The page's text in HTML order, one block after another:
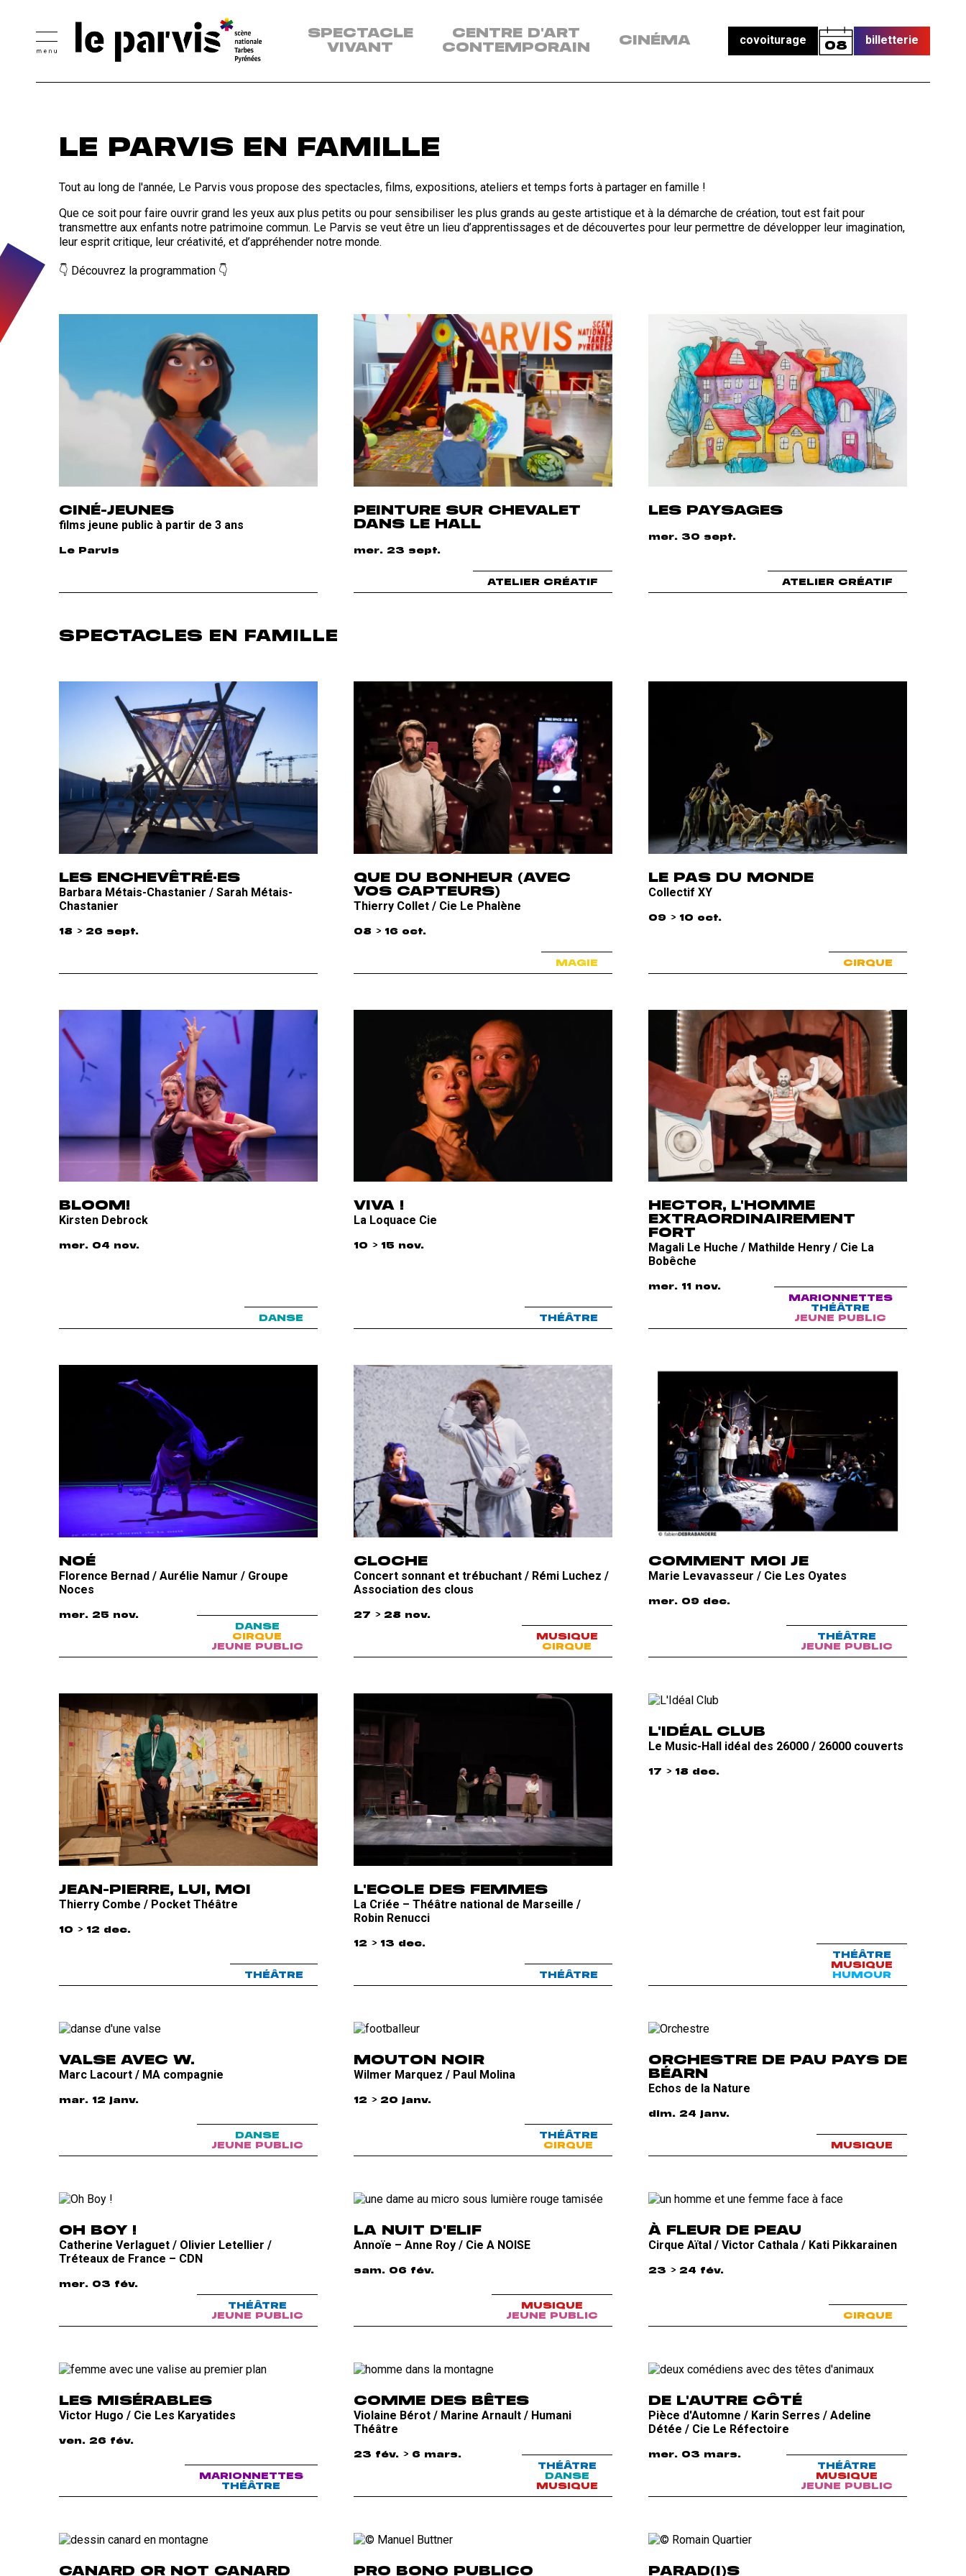
contenu
aveugles
Menu
des
d'art
contemporain
cinéma
SPECTACLE
VIVANT
CENTRE D'ART
CONTEMPORAIN
CINÉMA covoiturage 08 billetterie
LE PARVIS EN FAMILLE
Tout au long de l'année, Le Parvis vous propose des spectacles, films, expositions, ateliers et temps forts à partager en famille !
Que ce soit pour faire ouvrir grand les yeux aux plus petits ou pour sensibiliser les plus grands au geste artistique et à la démarche de création, tout est fait pour
transmettre aux enfants notre patrimoine commun. Le Parvis se veut être un lieu d’apprentissages et de découvertes pour leur permettre de développer leur imagination,
leur esprit critique, leur créativité, et d’appréhender notre monde.
👇 Découvrez la programmation 👇
CINÉ-JEUNES
films jeune public à partir de 3 ans
Le Parvis
PEINTURE SUR CHEVALET
DANS LE HALL
ATELIER CRÉATIF
mer. 23 sept.
LES PAYSAGES
ATELIER CRÉATIF
mer. 30 sept.
SPECTACLES EN FAMILLE
LES ENCHEVÊTRÉ·ES
Barbara Métais-Chastanier / Sarah Métais-
Chastanier
18 > 26 sept.
QUE DU BONHEUR (AVEC
VOS CAPTEURS)
Thierry Collet / Cie Le Phalène
MAGIE
08 > 16 oct.
LE PAS DU MONDE
Collectif XY
CIRQUE
09 > 10 oct.
BLOOM!
Kirsten Debrock
DANSE
mer. 04 nov.
VIVA !
La Loquace Cie
THÉÂTRE
10 > 15 nov.
HECTOR, L'HOMME
EXTRAORDINAIREMENT
FORT
Magali Le Huche / Mathilde Henry / Cie La
Bobêche
MARIONNETTES
THÉÂTRE
JEUNE PUBLIC
mer. 11 nov.
NOÉ
Florence Bernad / Aurélie Namur / Groupe
Noces
DANSE
CIRQUE
JEUNE PUBLIC
mer. 25 nov.
CLOCHE
Concert sonnant et trébuchant / Rémi Luchez /
Association des clous
MUSIQUE
CIRQUE
27 > 28 nov.
COMMENT MOI JE
Marie Levavasseur / Cie Les Oyates
THÉÂTRE
JEUNE PUBLIC
mer. 09 dec.
JEAN-PIERRE, LUI, MOI
Thierry Combe / Pocket Théâtre
THÉÂTRE
10 > 12 dec.
L'ECOLE DES FEMMES
La Criée – Théâtre national de Marseille /
Robin Renucci
THÉÂTRE
12 > 13 dec.
L'IDÉAL CLUB
Le Music-Hall idéal des 26000 / 26000 couverts
THÉÂTRE
MUSIQUE
HUMOUR
17 > 18 dec.
VALSE AVEC W.
Marc Lacourt / MA compagnie
DANSE
JEUNE PUBLIC
mar. 12 janv.
MOUTON NOIR
Wilmer Marquez / Paul Molina
THÉÂTRE
CIRQUE
12 > 20 janv.
ORCHESTRE DE PAU PAYS DE
BÉARN
Echos de la Nature
MUSIQUE
dim. 24 janv.
OH BOY !
Catherine Verlaguet / Olivier Letellier /
Tréteaux de France – CDN
THÉÂTRE
JEUNE PUBLIC
mer. 03 fév.
LA NUIT D'ELIF
Annoïe – Anne Roy / Cie A NOISE
MUSIQUE
JEUNE PUBLIC
sam. 06 fév.
À FLEUR DE PEAU
Cirque Aïtal / Victor Cathala / Kati Pikkarainen
CIRQUE
23 > 24 fév.
LES MISÉRABLES
Victor Hugo / Cie Les Karyatides
MARIONNETTES
THÉÂTRE
ven. 26 fév.
COMME DES BÊTES
Violaine Bérot / Marine Arnault / Humani
Théâtre
THÉÂTRE
DANSE
MUSIQUE
23 fév. > 6 mars.
DE L'AUTRE CÔTÉ
Pièce d'Automne / Karin Serres / Adeline
Détée / Cie Le Réfectoire
THÉÂTRE
MUSIQUE
JEUNE PUBLIC
mer. 03 mars.
CANARD OR NOT CANARD PRO BONO PUBLICO PARAD(I)S